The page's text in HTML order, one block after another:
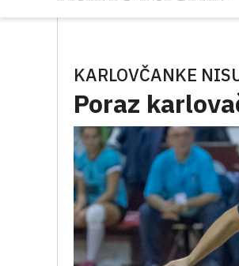
KARLOVČANKE
Poraz